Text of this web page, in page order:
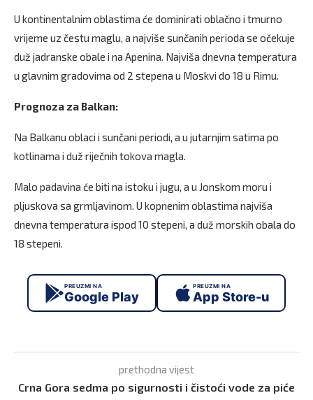
U kontinentalnim oblastima će dominirati oblačno i tmurno
vrijeme uz čestu maglu, a najviše sunčanih perioda se očekuje
duž jadranske obale i na Apenina. Najviša dnevna temperatura
u glavnim gradovima od 2 stepena u Moskvi do 18 u Rimu.
Prognoza za Balkan:
Na Balkanu oblaci i sunčani periodi, a u jutarnjim satima po
kotlinama i duž riječnih tokova magla.
Malo padavina će biti na istoku i jugu, a u Jonskom moru i
pljuskova sa grmljavinom. U kopnenim oblastima najviša
dnevna temperatura ispod 10 stepeni, a duž morskih obala do
18 stepeni.
PREUZMI NA
Google Play
PREUZMI NA
App Store-u
prethodna vijest
Crna Gora sedma po sigurnosti i čistoći vode za piće